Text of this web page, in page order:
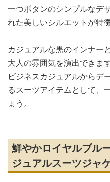
一つボタンのシンプルなデ
れた美しいシルエットが特徴
カジュアルな黒のインナー
大人の雰囲気を演出できます
ビジネスカジュアルからデ
るスーツアイテムとして、
ょう。
鮮やかロイヤルブル
ジュアルスーツジャ